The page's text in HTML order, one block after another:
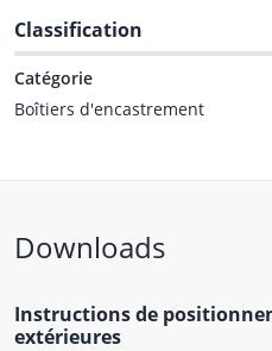
Classification
Catégorie
Boîtiers d'encastrement
Downloads
Instructions de
extérieures